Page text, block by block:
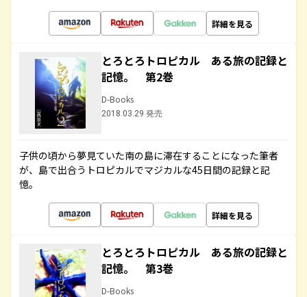
詳細を見る
とろとろトロピカル ある旅の記録と
記憶。 第2巻
D-Books
2018.03.29 発売
子供の頃から夢見ていた南の島に滞在することになった筆者
が、島で出合うトロピカルでマジカルな45日間の記録と記
憶。
詳細を見る
とろとろトロピカル ある旅の記録と
記憶。 第3巻
D-Books